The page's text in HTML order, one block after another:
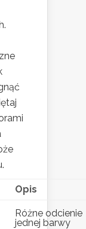
Opis
Różne odcienie
jednej barwy